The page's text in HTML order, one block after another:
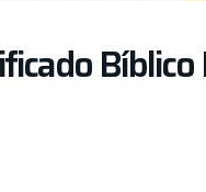
Bíblico